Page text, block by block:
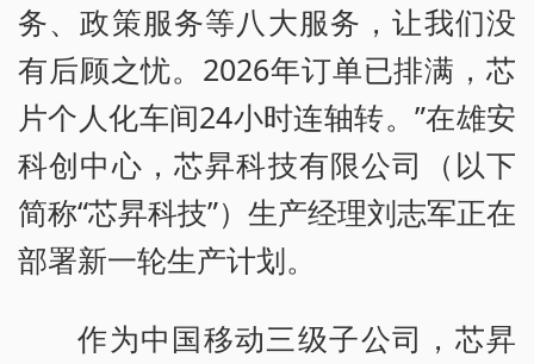
务、政策服务等八大服务，让我们没
有后顾之忧。2026年订单已排满，芯
片个人化车间24小时连轴转。”在雄安
科创中心，芯昇科技有限公司（以下
简称“芯昇科技”）生产经理刘志军正在
部署新一轮生产计划。
作为中国移动三级子公司，芯昇